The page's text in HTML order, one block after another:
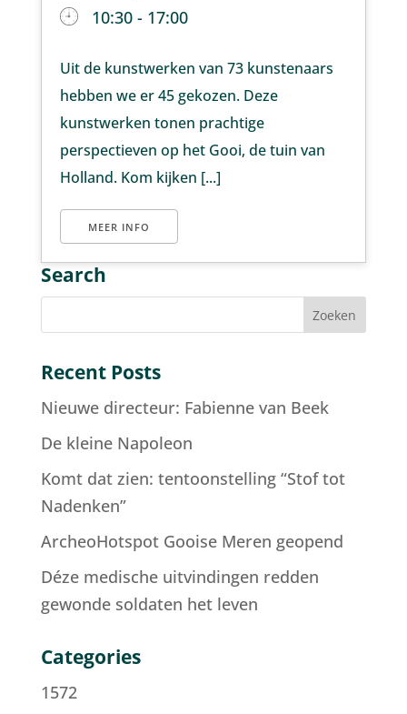
10:30 - 17:00
Uit de kunstwerken van 73 kunstenaars
hebben we er 45 gekozen. Deze
kunstwerken tonen prachtige
perspectieven op het Gooi, de tuin van
Holland. Kom kijken [...]
MEER INFO
Search
Recent Posts
Nieuwe directeur: Fabienne van Beek
De kleine Napoleon
Komt dat zien: tentoonstelling “Stof tot
Nadenken”
ArcheoHotspot Gooise Meren geopend
Déze medische uitvindingen redden
gewonde soldaten het leven
Categories
1572